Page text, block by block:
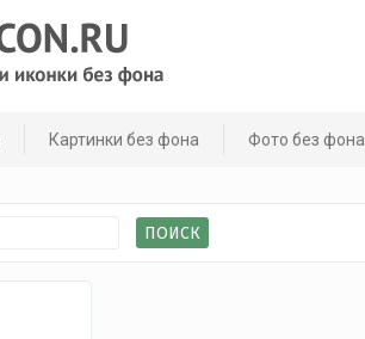
Картинки без фона Фото без фона